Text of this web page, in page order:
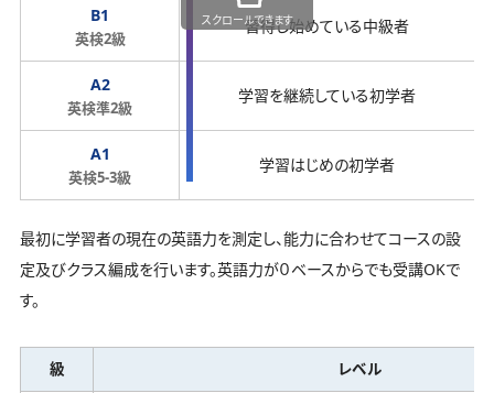
B1
英検2級
習得し始めている中級者
A2
英検準2級
学習を継続している初学者
A1
英検5-3級
学習はじめの初学者
スクロールできます
最初に学習者の現在の英語力を測定し、能力に合わせてコースの設
定及びクラス編成を行います。英語力が０ベースからでも受講OKで
す。
級 レベル